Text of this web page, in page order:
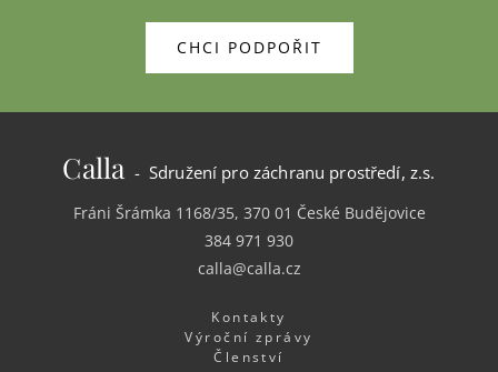
CHCI PODPOŘIT
Calla - Sdružení pro záchranu prostředí, z.s.
Fráni Šrámka 1168/35, 370 01 České Budějovice
384 971 930
calla@calla.cz
Kontakty
Výroční zprávy
Členství